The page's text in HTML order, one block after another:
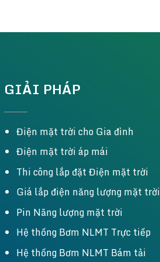
GIẢI PHÁP
Điện mặt trời cho Gia đình
Điện mặt trời áp mái
Thi công lắp đặt Điện mặt trời
Giá lắp điện năng lượng mặt trời
Pin Năng lượng mặt trời
Hệ thống Bơm NLMT Trực tiếp
Hệ thống Bơm NLMT Bám tải